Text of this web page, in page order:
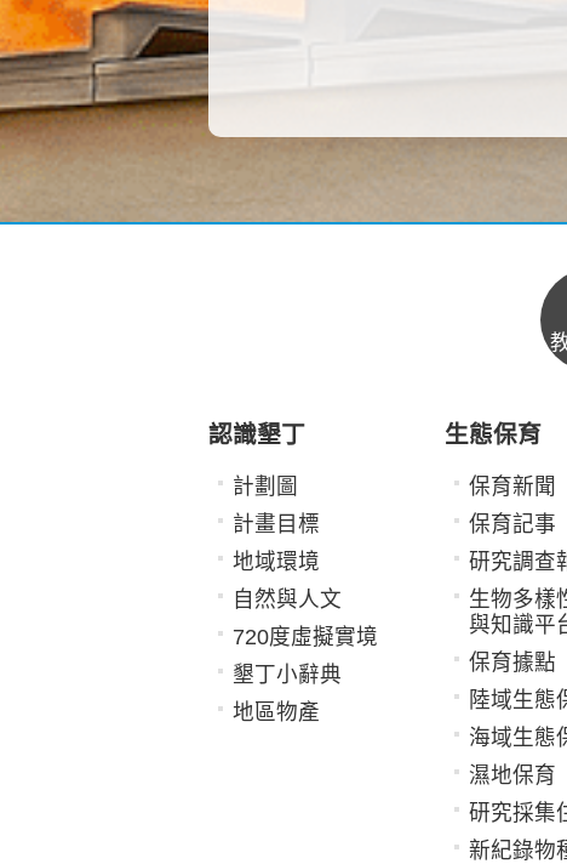
認識墾丁
計劃圖
計畫目標
地域環境
自然與人文
720度虛擬實境
墾丁小辭典
地區物產
生態保育
保育新聞
保育記事
研究調查
生物多樣
與知識平
保育據點
陸域生態
海域生態
濕地保育
研究採集
新紀錄物